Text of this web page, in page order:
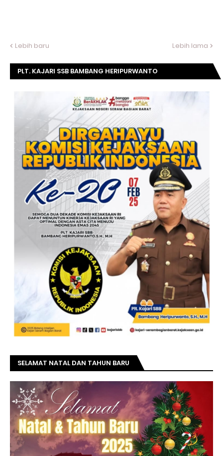
Lebih baru Lebih lama
PLT. KAJARI SSB BAMBANG HERIPURWANTO
KEJAKSAAN RI KE- 20 TAHUN.
SELAMAT NATAL DAN TAHUN BARU